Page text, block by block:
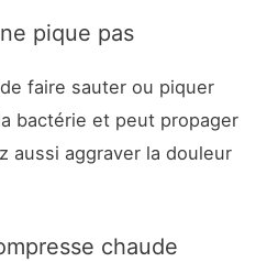
pique pas
faire sauter ou piquer
bactérie et peut propager
aussi aggraver la douleur
chaude